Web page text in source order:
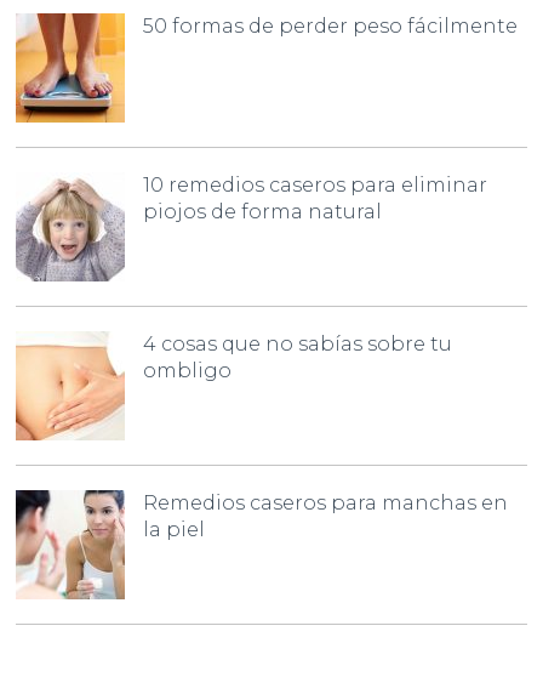
50 formas de perder peso fácilmente
10 remedios caseros para eliminar
piojos de forma natural
4 cosas que no sabías sobre tu
ombligo
Remedios caseros para manchas en
la piel